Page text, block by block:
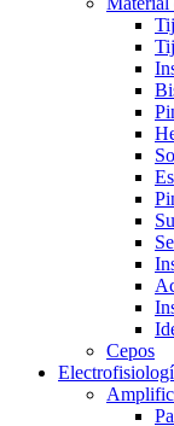
Cepos